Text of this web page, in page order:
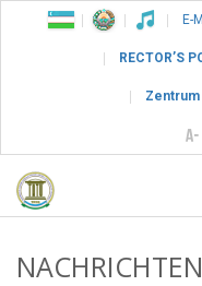
E-
RECTOR’S
Zentrum
NACHRICHTEN